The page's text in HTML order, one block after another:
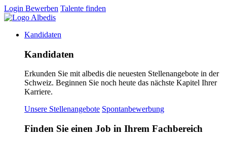
Login Bewerben Talente finden
Kandidaten
Kandidaten
Erkunden Sie mit albedis die neuesten Stellenangebote in der
Schweiz. Beginnen Sie noch heute das nächste Kapitel Ihrer
Karriere.
Unsere Stellenangebote Spontanbewerbung
Finden Sie einen Job in Ihrem Fachbereich